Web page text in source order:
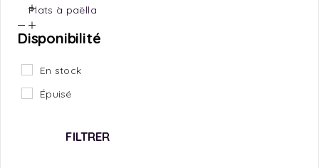
Plats à paëlla
Disponibilité
En stock
Épuisé
FILTRER